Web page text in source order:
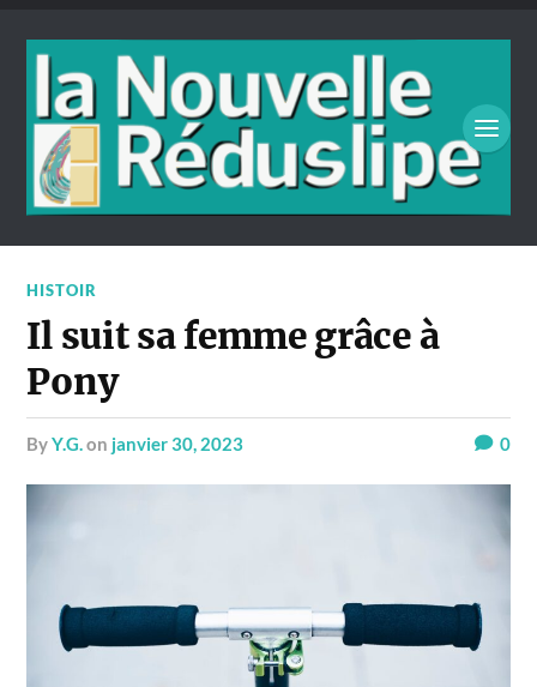
HISTOIR
Il suit sa femme grâce à
Pony
byY.G.on janvier 30, 2023 0